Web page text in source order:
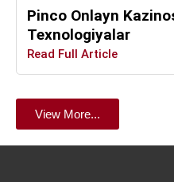
View More...
Pinco Onlayn
Texnologiyalar
Read Full Article